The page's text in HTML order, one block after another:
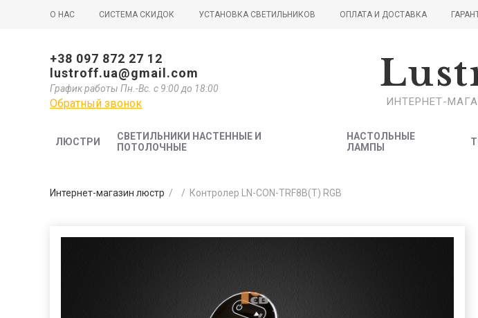
О НАС СИСТЕМА СКИДОК УСТАНОВКА СВЕТИЛЬНИКОВ ОПЛАТА И ДОСТАВКА
+38 097 872 27 12
lustroff.ua@gmail.com
График работы Пн.-Вс. с 9:00 до 18:00
Обратный звонок ИНТЕРНЕТ-
ЛЮСТРИ
СВЕТИЛЬНИКИ НАСТЕННЫЕ И
ПОТОЛОЧНЫЕ
НАСТОЛЬНЫЕ
ЛАМПЫ
Интернет-магазин люстр / / Контролер LN-CON-TRF8B(T) RGB